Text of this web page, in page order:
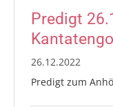
Predigt
26.12.2022
Predigt zum